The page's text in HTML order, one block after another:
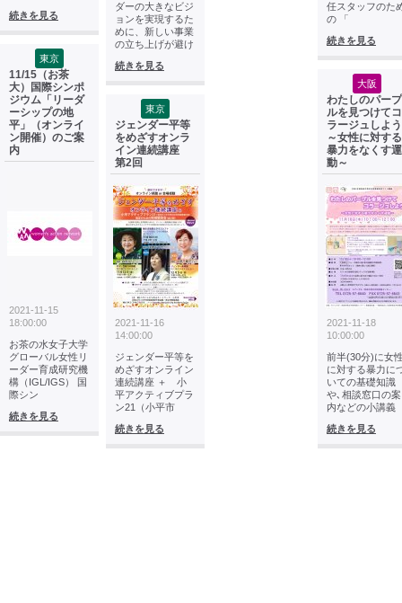
続きを見る
東京
11/15（お茶
大）国際シンポ
ジウム「リーダ
ーシップの地
平」（オンライ
ン開催）のご案
内
2021-11-15
18:00:00
お茶の水女子大学
グローバル女性リ
ーダー育成研究機
構（IGL/IGS） 国
際シン
続きを見る
ダーの大きなビジ
ョンを実現するた
めに、新しい事業
の立ち上げが避け
続きを見る
東京
ジェンダー平等
をめざすオンラ
イン連続講座
第2回
2021-11-16
14:00:00
ジェンダー平等を
めざすオンライン
連続講座 ＋ 小
平アクティブプラ
ン21（小平市
続きを見る
任スタッフのた
の 「
続きを見る
大阪
わたしのパープ
ルを見つけてコ
ラージュしよう
～女性に対する
暴力をなくす運
動～
2021-11-18
10:00:00
前半(30分)に女
に対する暴力に
いての基礎知識
や､相談窓口の案
内などの小講義
続きを見る